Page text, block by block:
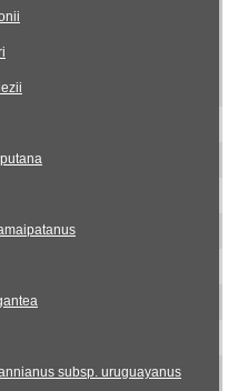
subsp. uruguayanus